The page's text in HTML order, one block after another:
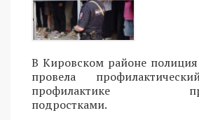
В Кировском районе полиция
провела
профилактике
подростками.